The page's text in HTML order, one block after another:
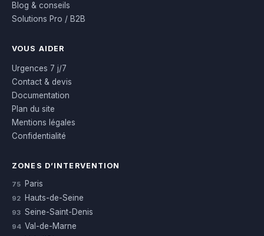
Blog & conseils
Solutions Pro / B2B
VOUS AIDER
Urgences 7 j/7
Contact & devis
Documentation
Plan du site
Mentions légales
Confidentialité
ZONES D’INTERVENTION
75 Paris
92 Hauts-de-Seine
93 Seine-Saint-Denis
94 Val-de-Marne